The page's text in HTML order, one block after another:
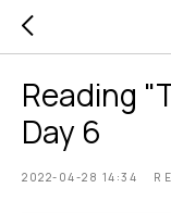
Reading
Day 6
2022-04-28 14:34